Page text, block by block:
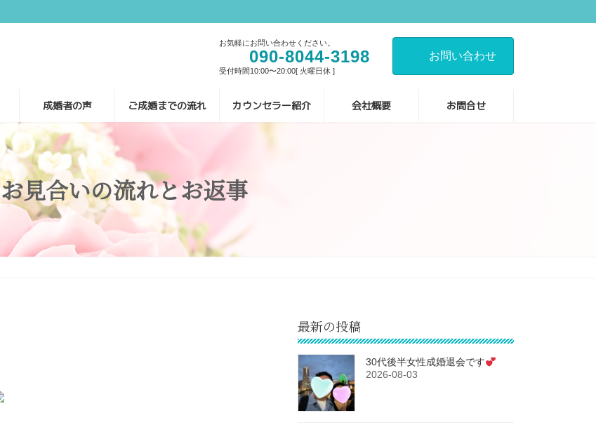
お気軽にお問い合わせください。
090-8044-3198
受付時間10:00〜20:00[ 火曜日休 ]
お問い合わせ
成婚者の声 ご成婚までの流れ カウンセラー紹介 会社概要 お問合せ
お見合いの流れとお返事
最新の投稿
30代後半女性成婚退会です
2026-08-03